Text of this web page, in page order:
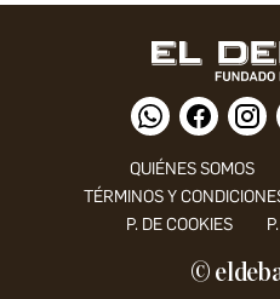
QUIÉNES SOMOS
TÉRMINOS Y
P. DE COOKIES
©